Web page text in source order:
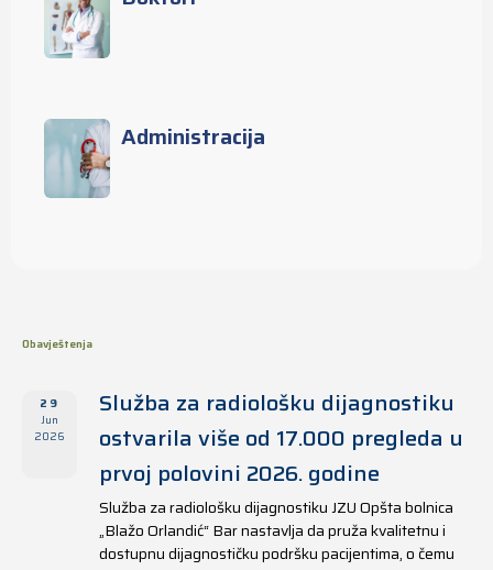
Administracija
Obavještenja
29
Jun
2026
Služba za radiološku dijagnostiku
ostvarila više od 17.000 pregleda u
prvoj polovini 2026. godine
Služba za radiološku dijagnostiku JZU Opšta bolnica
„Blažo Orlandić“ Bar nastavlja da pruža kvalitetnu i
dostupnu dijagnostičku podršku pacijentima, o čemu